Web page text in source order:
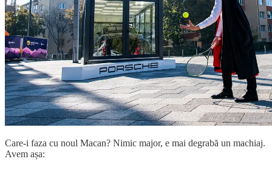
Care-i faza cu noul Macan? Nimic major, e mai degrabă un machiaj.
Avem așa: